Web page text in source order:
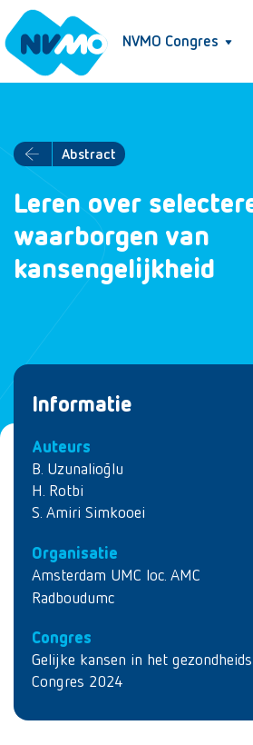
NVMO Congres
Abstract
Leren over
waarborgen van
kansengelijkheid
Informatie
Auteurs
B. Uzunalioğlu
H. Rotbi
S. Amiri Simkooei
Organisatie
Amsterdam UMC loc. AMC
Radboudumc
Congres
Gelijke kansen in het
Congres 2024